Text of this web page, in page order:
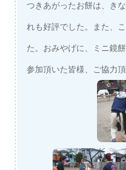
つきあがったお餅は、き
れも好評でした。また、
た。おみやげに、ミニ鏡
参加頂いた皆様、ご協力